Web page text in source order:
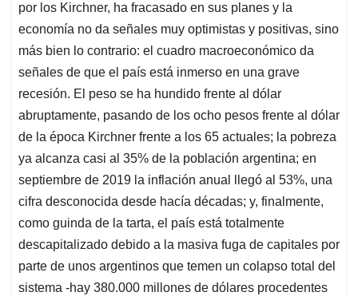
por los Kirchner, ha fracasado en sus planes y la
economía no da señales muy optimistas y positivas, sino
más bien lo contrario: el cuadro macroeconómico da
señales de que el país está inmerso en una grave
recesión. El peso se ha hundido frente al dólar
abruptamente, pasando de los ocho pesos frente al dólar
de la época Kirchner frente a los 65 actuales; la pobreza
ya alcanza casi al 35% de la población argentina; en
septiembre de 2019 la inflación anual llegó al 53%, una
cifra desconocida desde hacía décadas; y, finalmente,
como guinda de la tarta, el país está totalmente
descapitalizado debido a la masiva fuga de capitales por
parte de unos argentinos que temen un colapso total del
sistema -hay 380.000 millones de dólares procedentes